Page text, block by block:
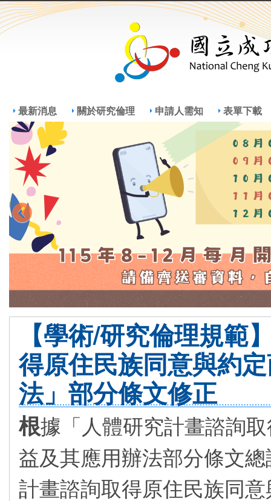
最新消息 關於研究倫理 申請人需知 表單下載
【學術/研究倫理規範
得原住民族同意與約
法」部分條文修正
根據「人體研究計畫諮詢
益及其應用辦法部分條文
計畫諮詢取得原住民族同